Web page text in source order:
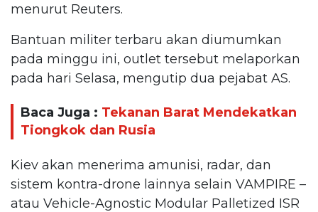
menurut Reuters.
Bantuan militer terbaru akan diumumkan
pada minggu ini, outlet tersebut melaporkan
pada hari Selasa, mengutip dua pejabat AS.
Baca Juga : Tekanan Barat Mendekatkan
Tiongkok dan Rusia
Kiev akan menerima amunisi, radar, dan
sistem kontra-drone lainnya selain VAMPIRE –
atau Vehicle-Agnostic Modular Palletized ISR